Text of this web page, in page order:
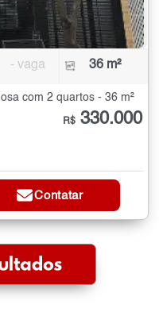
- vaga 36 m²
com 2 quartos - 36 m²
R$ 330.000
Contatar